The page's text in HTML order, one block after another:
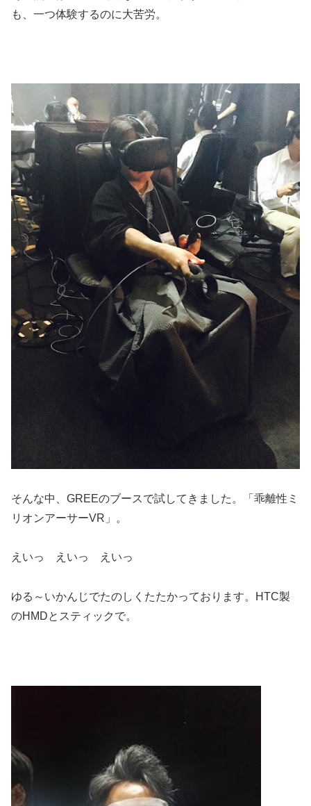
も、一つ体験するのに大苦労。
そんな中、GREEのブースで試してきました。「乖離性ミ
リオンアーサーVR」。
えいっ えいっ えいっ
ゆる～いかんじでたのしくたたかっております。HTC製
のHMDとスティックで。